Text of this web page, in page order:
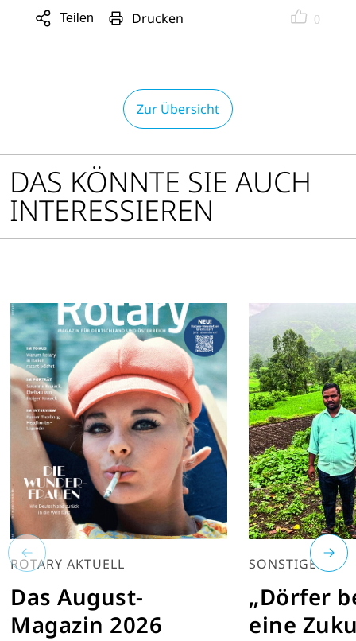
Teilen
Sharing
Drucken 0
Zur Übersicht
DAS KÖNNTE SIE AUCH
INTERESSIEREN
ROTARY AKTUELL
Das August-
Magazin 2026
SONSTIGES
„Dörfer
eine